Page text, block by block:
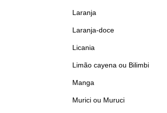
Laranja
Laranja-doce
Licania
Limão cayena ou Bilimbi
Manga
Murici ou Muruci